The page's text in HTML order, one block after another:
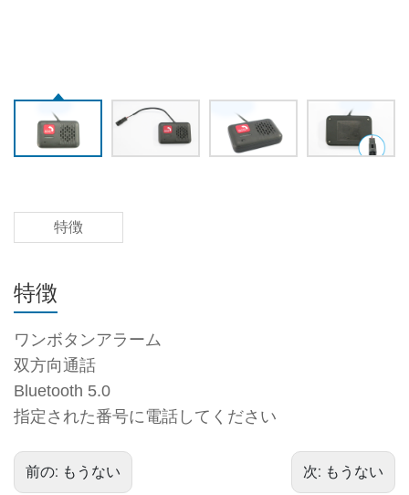
特徴
特徴
ワンボタンアラーム
双方向通話
Bluetooth 5.0
指定された番号に電話してください
前の: もうない 次: もうない